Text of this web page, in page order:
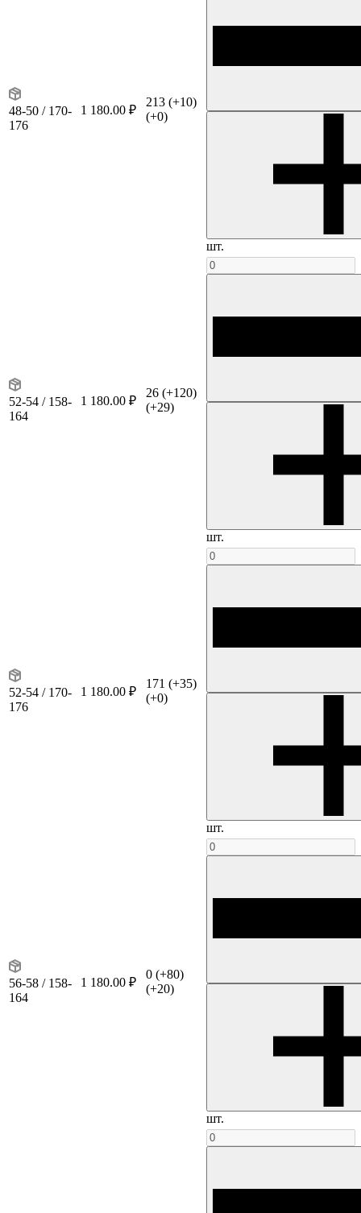
48-50 / 170-
176
1 180.00 ₽
213 (+10)
(+0)
шт.
52-54 / 158-
164
1 180.00 ₽
26 (+120)
(+29)
шт.
52-54 / 170-
176
1 180.00 ₽
171 (+35)
(+0)
шт.
56-58 / 158-
164
1 180.00 ₽
0 (+80)
(+20)
шт.